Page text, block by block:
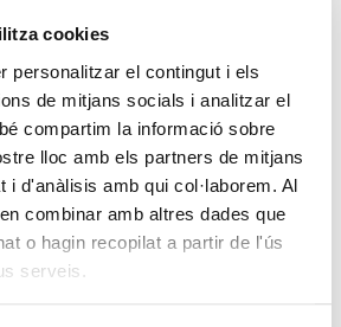
cookies
personalitzar el contingut i els
de mitjans socials i analitzar el
compartim la informació sobre
lloc amb els partners de mitjans
i d'anàlisis amb qui col·laborem. Al
combinar amb altres dades que
o hagin recopilat a partir de l'ús
serveis.
sòls i les garnatxes i carinyenes dels
a les 17 …Continued